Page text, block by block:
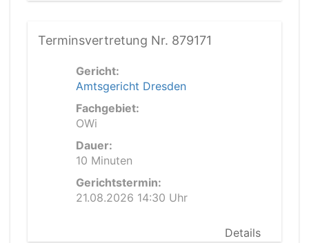
Terminsvertretung Nr. 879171
Gericht:
Amtsgericht Dresden
Fachgebiet:
OWi
Dauer:
10 Minuten
Gerichtstermin:
21.08.2026 14:30 Uhr
Details